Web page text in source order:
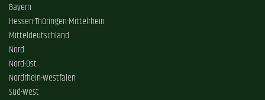
Bayern
Hessen-Thüringen-Mittelrhein
Mitteldeutschland
Nord
Nord-Ost
Nordrhein-Westfalen
Süd-West